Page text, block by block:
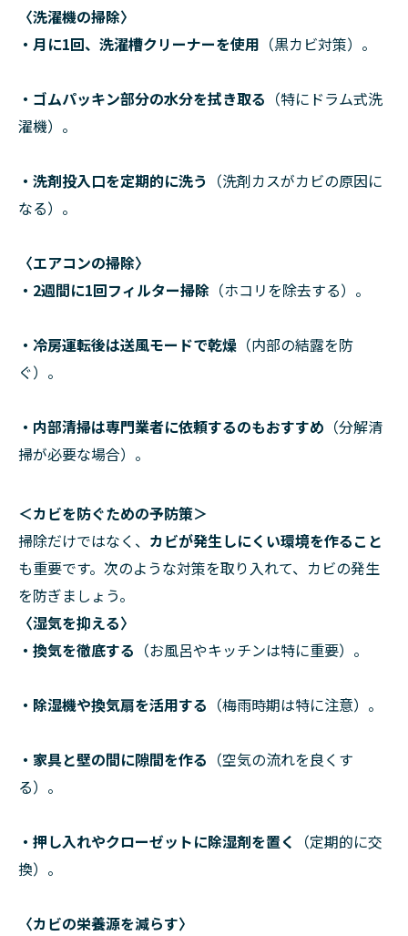
〈洗濯機の掃除〉
・月に1回、洗濯槽クリーナーを使用 （黒カビ対策）。
・ゴムパッキン部分の水分を拭き取る （特にドラム式洗
濯機）。
・洗剤投入口を定期的に洗う （洗剤カスがカビの原因に
なる）。
〈エアコンの掃除〉
・2週間に1回フィルター掃除 （ホコリを除去する）。
・冷房運転後は送風モードで乾燥 （内部の結露を防
ぐ）。
・内部清掃は専門業者に依頼するのもおすすめ （分解清
掃が必要な場合）。
＜カビを防ぐための予防策＞
掃除だけではなく、 カビが発生しにくい環境を作ること
も重要です。次のような対策を取り入れて、カビの発生
を防ぎましょう。
〈湿気を抑える〉
・換気を徹底する （お風呂やキッチンは特に重要）。
・除湿機や換気扇を活用する （梅雨時期は特に注意）。
・家具と壁の間に隙間を作る （空気の流れを良くす
る）。
・押し入れやクローゼットに除湿剤を置く
（定期的に交
換）。
〈カビの栄養源を減らす〉